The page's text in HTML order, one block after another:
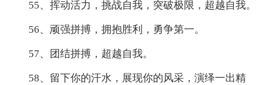
55、挥动活力，挑战自我，突破极限，超越自我。
56、顽强拼搏，拥抱胜利，勇争第一。
57、团结拼搏，超越自我。
58、留下你的汗水，展现你的风采，演绎一出精